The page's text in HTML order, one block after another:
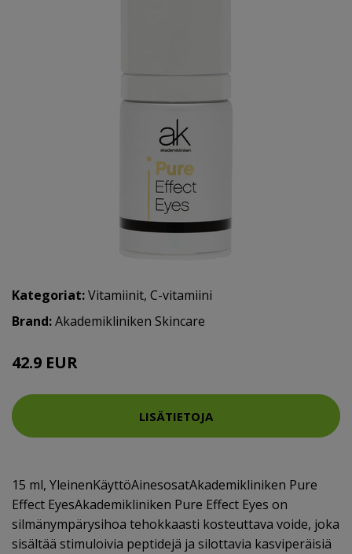
Kategoriat:Vitamiinit, C-vitamiini
Brand:Akademikliniken Skincare
42.9 EUR
LISÄTIETOJA
15 ml, YleinenKäyttöAinesosatAkademikliniken Pure
Effect EyesAkademikliniken Pure Effect Eyes on
silmänympärysihoa tehokkaasti kosteuttava voide, joka
sisältää stimuloivia peptidejä ja silottavia kasviperäisiä